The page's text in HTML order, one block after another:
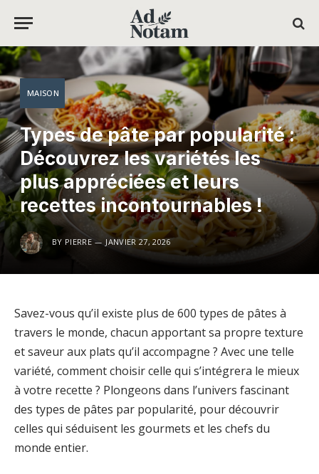
MAISON
Types de pâte par popularité :
Découvrez les variétés les
plus appréciées et leurs
recettes incontournables !
BY PIERRE JANVIER 27, 2026
Savez-vous qu’il existe plus de 600 types de pâtes à
travers le monde, chacun apportant sa propre texture
et saveur aux plats qu’il accompagne ? Avec une telle
variété, comment choisir celle qui s’intégrera le mieux
à votre recette ? Plongeons dans l’univers fascinant
des types de pâtes par popularité, pour découvrir
celles qui séduisent les gourmets et les chefs du
monde entier.